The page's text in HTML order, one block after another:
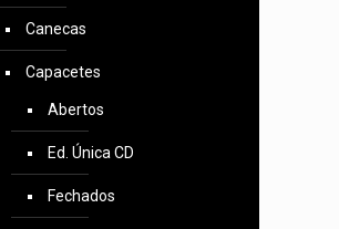
Canecas
Capacetes
Abertos
Ed. Única CD
Fechados